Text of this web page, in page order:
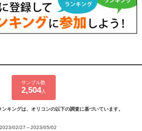
サンプル数
2,504人
キングは、オリコンの以下の調査に基づいています。
2023/02/27～2023/05/02